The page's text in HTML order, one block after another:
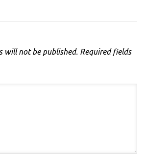
will not be published. Required fields